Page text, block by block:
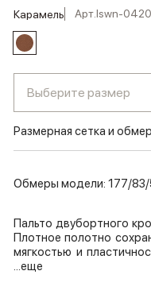
карамель Арт.lswn-
Выберите размер
Размерная сетка и
Обмеры модели: 177/83/
Пальто двубортного
Плотное полотно
мягкостью и
...еще